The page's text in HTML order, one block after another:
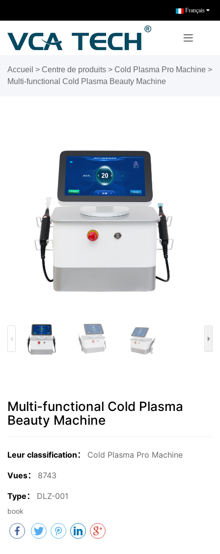
Français
Accueil > Centre de produits > Cold Plasma Pro Machine >
Multi-functional Cold Plasma Beauty Machine
Multi-functional Cold Plasma
Beauty Machine
Leur classification： Cold Plasma Pro Machine
Vues： 8743
Type： DLZ-001
book